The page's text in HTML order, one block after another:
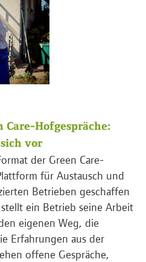
Hofgespräche:
vor
der Green Care-
für Austausch und
Betrieben geschaffen
ein Betrieb seine Arbeit
eigenen Weg, die
Erfahrungen aus der
offene Gespräche,